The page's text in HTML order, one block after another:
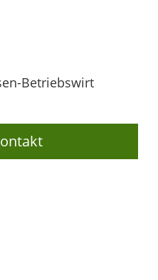
Betriebswirt